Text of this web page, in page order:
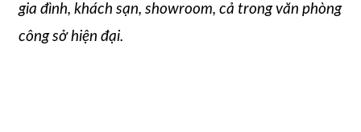
gia đình, khách sạn, showroom, cả trong văn phòng
công sở hiện đại.